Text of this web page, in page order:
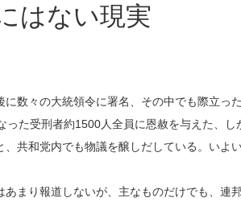
はない現実
数々の大統領令に署名、その中でも際立っ
た受刑者約1500人全員に恩赦を与えた、し
共和党内でも物議を醸しだしている。いよ
まり報道しないが、主なものだけでも、連